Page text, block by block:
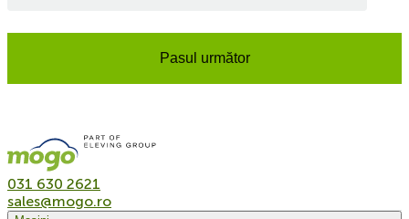
Pasul următor
031 630 2621
sales@mogo.ro